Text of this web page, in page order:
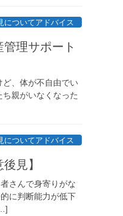
についてアドバイス
理サポート
ど、体が不自由でい
親がいなくなった
についてアドバイス
見】
さんで身寄りがな
に判断能力が低下